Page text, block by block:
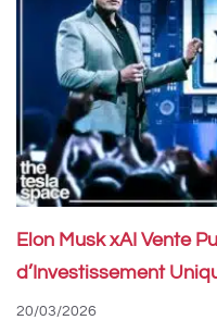
Elon Musk xAI Vente
d’Investissement
20/03/2026